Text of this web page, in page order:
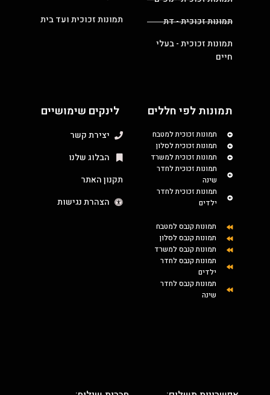
תמונות זכוכית - דת
תמונות זכוכית - בעלי
חיים
תמונות זכוכית ועד בית
תמונות לפי חללים
תמונות זכוכית למטבח
תמונות זכוכית לסלון
תמונות זכוכית למשרד
תמונות זכוכית לחדר
שינה
תמונות זכוכית לחדר
ילדים
תמונות קנבס למטבח
תמונות קנבס לסלון
תמונות קנבס למשרד
תמונות קנבס לחדר
ילדים
תמונות קנבס לחדר
שינה
לינקים שימושיים
יצירת קשר
הבלוג שלנו
תקנון האתר
הצהרת נגישות